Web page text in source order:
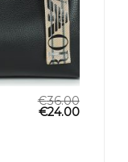
€36.00
€24.00